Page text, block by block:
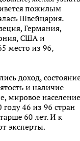
пожилым
Швейцария.
Германия,
США и
место из 96,
доход,
и наличие
мировое население
46 из 96 стран
60 лет. И к
эксперты.